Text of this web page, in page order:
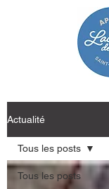
Actualité
Tous les posts
Tous les posts